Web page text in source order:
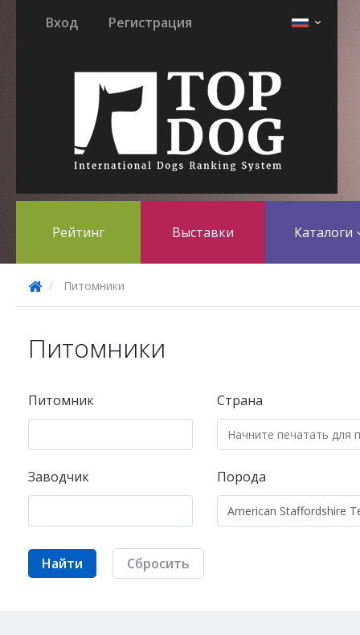
Вход Регистрация
Рейтинг Выставки Каталоги
Питомники
Питомники
Питомник Страна
Заводчик Порода
Найти Сбросить